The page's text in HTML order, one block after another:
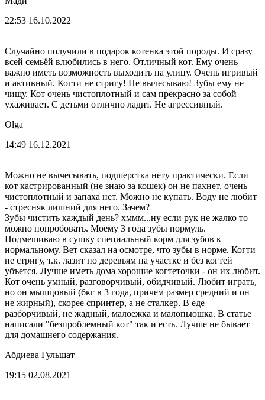
22:53 16.10.2022
Случайно получили в подарок котенка этой породы. И сразу
всей семьёй влюбились в него. Отличный кот. Ему очень
важно иметь возможность выходить на улицу. Очень игривый
и активный. Когти не стригу! Не вычесываю! Зубы ему не
чищу. Кот очень чистоплотный и сам прекрасно за собой
ухаживает. С детьми отлично ладит. Не агрессивный.
Olga
14:49 16.12.2021
Можно не вычесывать, подшерстка нету практически. Если
кот кастрированный (не знаю за кошек) он не пахнет, очень
чистоплотный и запаха нет. Можно не купать. Воду не любит
- стресняк лишний для него. Зачем?
Зубы чистить каждый день? хммм...ну если рук не жалко то
можно попробовать. Моему 3 года зубы нормуль.
Подмешиваю в сушку специальный корм для зубов к
нормальному. Вет сказал на осмотре, что зубы в норме. Когти
не стригу, т.к. лазит по деревьям на участке и без когтей
убъется. Лучше иметь дома хорошие когтеточки - он их любит.
Кот очень умный, разговорчивый, обидчивый. Любит играть,
но он мышцовый (6кг в 3 года, причем размер средний и он
не жирный), скорее спринтер, а не сталкер. В еде
разборчивый, не жадный, малоежка и малопьюшка. В статье
написали "безпроблемный кот" так и есть. Лучше не бывает
для домашнего содержания.
Абдиева Гульшат
19:15 02.08.2021